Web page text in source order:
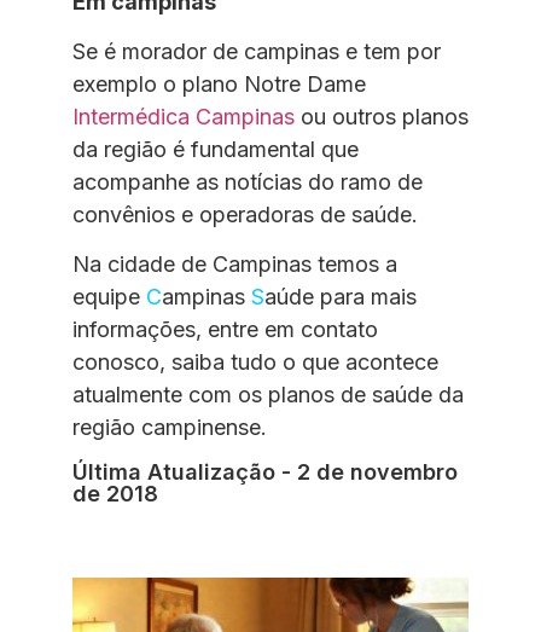
Se é morador de campinas e tem por
exemplo o plano Notre Dame
Intermédica Campinas ou outros planos
da região é fundamental que
acompanhe as notícias do ramo de
convênios e operadoras de saúde.
Na cidade de Campinas temos a
equipe Campinas Saúde para mais
informações, entre em contato
conosco, saiba tudo o que acontece
atualmente com os planos de saúde da
região campinense.
Última Atualização - 2 de novembro
de 2018